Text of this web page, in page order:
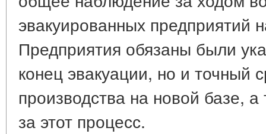
эвакуированных предприятий
Предприятия обязаны были
конец эвакуации, но и точный
производства на новой базе,
за этот процесс.